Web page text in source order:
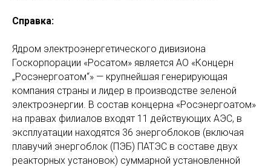
Справка:
Ядром электроэнергетического дивизиона
Госкорпорации «Росатом» является АО «Концерн
„Росэнергоатом“» — крупнейшая генерирующая
компания страны и лидер в производстве зеленой
электроэнергии. В состав концерна «Росэнергоатом»
на правах филиалов входят 11 действующих АЭС, в
эксплуатации находятся 36 энергоблоков (включая
плавучий энергоблок (ПЭБ) ПАТЭС в составе двух
реакторных установок) суммарной установленной